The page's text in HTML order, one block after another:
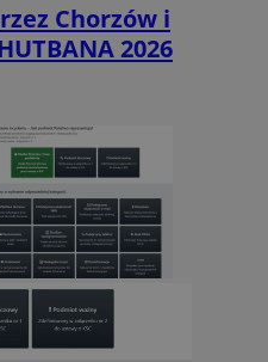
Chorzów i
2026